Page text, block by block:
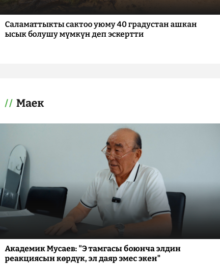
Саламаттыкты сактоо уюму 40 градустан ашкан
ысык болушу мүмкүн деп эскертти
Маек
Академик Мусаев: "Э тамгасы боюнча элдин
реакциясын көрдүк, эл даяр эмес экен"